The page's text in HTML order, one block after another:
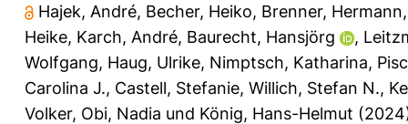
Hajek, André, Becher, Heiko, Brenner, Hermann
Heike, Karch, André, Baurecht, Hansjörg ,
Wolfgang, Haug, Ulrike, Nimptsch, Katharina,
Carolina J., Castell, Stefanie, Willich, Stefan N.,
Volker, Obi, Nadia und König, Hans-Helmut